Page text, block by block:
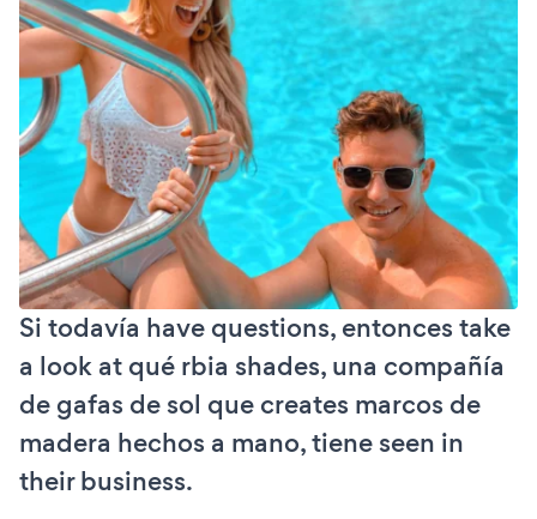
Si todavía have questions, entonces take
a look at qué rbia shades, una compañía
de gafas de sol que creates marcos de
madera hechos a mano, tiene seen in
their business.